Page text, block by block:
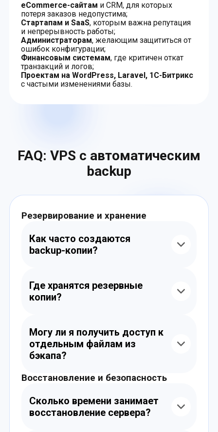
eCommerce-сайтам и CRM, для которых
потеря заказов недопустима;
Стартапам и SaaS, которым важна репутация
и непрерывность работы;
Администраторам, желающим защититься от
ошибок конфигурации;
Финансовым системам, где критичен откат
транзакций и логов;
Проектам на WordPress, Laravel, 1С-Битрикс
с частыми изменениями базы.
FAQ: VPS с автоматическим
backup
Резервирование и хранение
Как часто создаются
backup-копии?
неделю (воскресенье). Частоту можно
изменить в зависимости от тарифа или по
запросу.
Где хранятся резервные
копии?
удалённых серверах, защищённых от
сбоев и не связанных с основным VPS.
Могу ли я получить доступ к
отдельным файлам из
бэкапа?
Да. Мы можем предоставить вам копию
определённого дня по запросу.
Восстановление и безопасность
Сколько времени занимает
восстановление сервера?